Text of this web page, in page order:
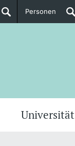
Personen
Universität